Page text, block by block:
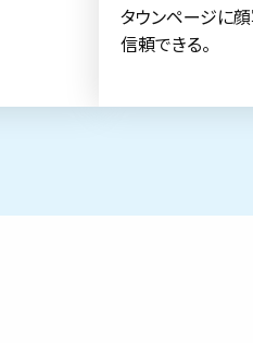
タウンページに
信頼できる。